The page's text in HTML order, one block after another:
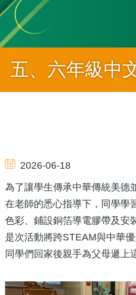
五、六年級中
航
連
結
2026-06-18
為了讓學生傳承中華傳統美德
在老師的悉心指導下，同學學
色彩、鋪設銅箔導電膠帶及安
是次活動將跨STEAM與中華
同學們回家後親手為父母遞上